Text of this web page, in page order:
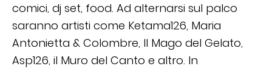
comici, dj set, food. Ad alternarsi sul palco
saranno artisti come Ketama126, Maria
Antonietta & Colombre, Il Mago del Gelato,
Asp126, il Muro del Canto e altro. In